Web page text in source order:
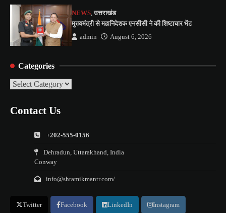
NEWS,उत्तराखंड
मुख्यमंत्री से महानिदेशक एनसीसी ने की शिष्टाचार भेंट
admin August 6, 2026
Categories
Categories
Contact Us
+202-555-0156
Dehradun, Uttarakhand, India
Conway
info@shramikmantr.com/
Twitter Facebook LinkedIn Instagram